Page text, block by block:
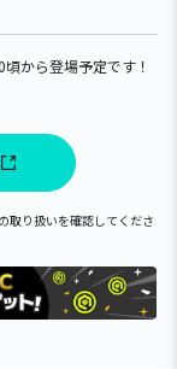
から登場予定です！
取り扱いを確認してくださ